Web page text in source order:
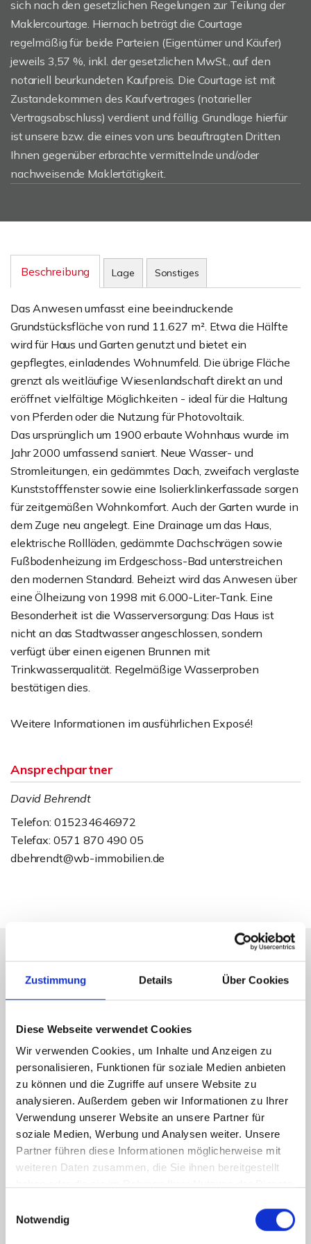
Zustimmung Details Über Cookies
Diese Webseite verwendet Cookies
Wir verwenden Cookies, um Inhalte und Anzeigen zu
personalisieren, Funktionen für soziale Medien anbieten
zu können und die Zugriffe auf unsere Website zu
analysieren. Außerdem geben wir Informationen zu Ihrer
Verwendung unserer Website an unsere Partner für
soziale Medien, Werbung und Analysen weiter. Unsere
Partner führen diese Informationen möglicherweise mit
weiteren Daten zusammen, die Sie ihnen bereitgestellt
Notwendig
sich nach den gesetzlichen Regelungen zur Teilung der
Maklercourtage. Hiernach beträgt die Courtage
regelmäßig für beide Parteien (Eigentümer und Käufer)
jeweils 3,57 %, inkl. der gesetzlichen MwSt., auf den
notariell beurkundeten Kaufpreis. Die Courtage ist mit
Zustandekommen des Kaufvertrages (notarieller
Vertragsabschluss) verdient und fällig. Grundlage hierfür
ist unsere bzw. die eines von uns beauftragten Dritten
Ihnen gegenüber erbrachte vermittelnde und/oder
nachweisende Maklertätigkeit.
Beschreibung Lage Sonstiges
Das Anwesen umfasst eine beeindruckende
Grundstücksfläche von rund 11.627 m². Etwa die Hälfte
wird für Haus und Garten genutzt und bietet ein
gepflegtes, einladendes Wohnumfeld. Die übrige Fläche
grenzt als weitläufige Wiesenlandschaft direkt an und
eröffnet vielfältige Möglichkeiten - ideal für die Haltung
von Pferden oder die Nutzung für Photovoltaik.
Das ursprünglich um 1900 erbaute Wohnhaus wurde im
Jahr 2000 umfassend saniert. Neue Wasser- und
Stromleitungen, ein gedämmtes Dach, zweifach verglaste
Kunststofffenster sowie eine Isolierklinkerfassade sorgen
für zeitgemäßen Wohnkomfort. Auch der Garten wurde in
dem Zuge neu angelegt. Eine Drainage um das Haus,
elektrische Rollläden, gedämmte Dachschrägen sowie
Fußbodenheizung im Erdgeschoss-Bad unterstreichen
den modernen Standard. Beheizt wird das Anwesen über
eine Ölheizung von 1998 mit 6.000-Liter-Tank. Eine
Besonderheit ist die Wasserversorgung: Das Haus ist
nicht an das Stadtwasser angeschlossen, sondern
verfügt über einen eigenen Brunnen mit
Trinkwasserqualität. Regelmäßige Wasserproben
bestätigen dies.
Weitere Informationen im ausführlichen Exposé!
Ansprechpartner
David Behrendt
Telefon: 015234646972
Telefax: 0571 870 490 05
dbehrendt@wb-immobilien.de
Energieausweis (Bedarfsausweis)
177,20 kWh / (m²*a)
Endenergiebedarf
Weitere Informationen
Wesentlicher Energieträger
Öl